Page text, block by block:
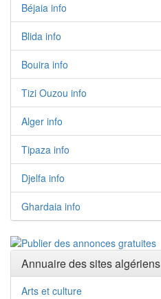
Béjaia info
Blida info
Bouira info
Tizi Ouzou info
Alger info
Tipaza info
Djelfa info
Ghardaia info
Annuaire des sites algériens
Arts et culture